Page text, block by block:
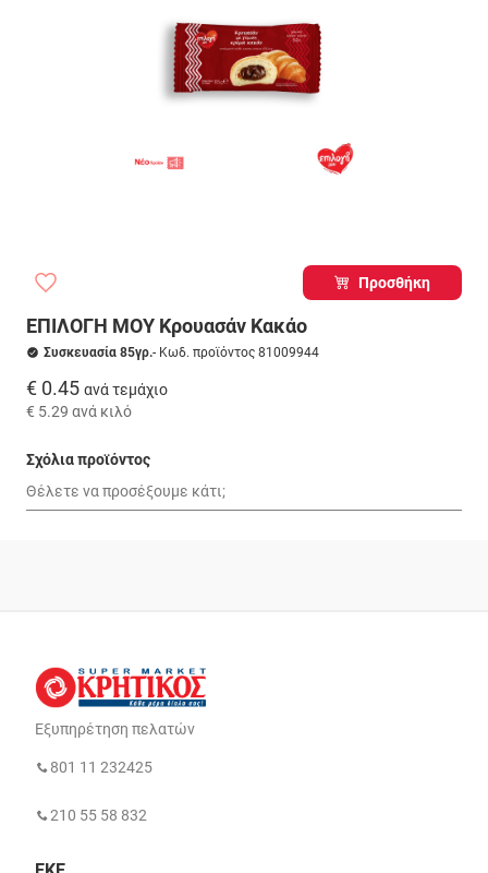
Προσθήκη
ΕΠΙΛΟΓΗ ΜΟΥ Κρουασάν Κακάο
Συσκευασία 85γρ.- Κωδ. προϊόντος 81009944
€ 0.45 ανά τεμάχιο
€ 5.29 ανά κιλό
Σχόλια προϊόντος
Εξυπηρέτηση πελατών
801 11 232425
210 55 58 832